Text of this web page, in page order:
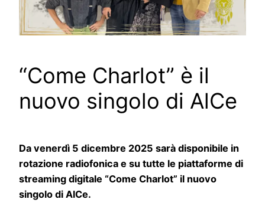
“Come Charlot” è il
nuovo singolo di AlCe
Da venerdì 5 dicembre 2025 sarà disponibile in
rotazione radiofonica e su tutte le piattaforme di
streaming digitale “Come Charlot” il nuovo
singolo di AlCe.